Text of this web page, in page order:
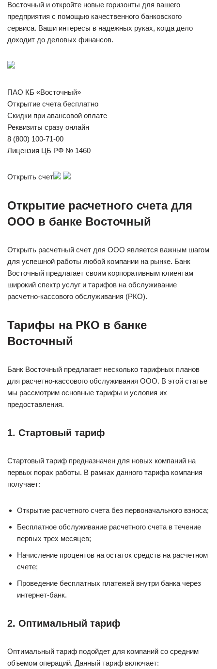
Восточный и откройте новые горизонты для вашего
предприятия с помощью качественного банковского
сервиса. Ваши интересы в надежных руках, когда дело
доходит до деловых финансов.
ПАО КБ «Восточный»
Открытие счета бесплатно
Скидки при авансовой оплате
Реквизиты сразу онлайн
8 (800) 100-71-00
Лицензия ЦБ РФ № 1460
Открыть счет
Открытие расчетного счета для
ООО в банке Восточный
Открыть расчетный счет для ООО является важным шагом
для успешной работы любой компании на рынке. Банк
Восточный предлагает своим корпоративным клиентам
широкий спектр услуг и тарифов на обслуживание
расчетно-кассового обслуживания (РКО).
Тарифы на РКО в банке
Восточный
Банк Восточный предлагает несколько тарифных планов
для расчетно-кассового обслуживания ООО. В этой статье
мы рассмотрим основные тарифы и условия их
предоставления.
1. Стартовый тариф
Стартовый тариф предназначен для новых компаний на
первых порах работы. В рамках данного тарифа компания
получает:
Открытие расчетного счета без первоначального взноса;
Бесплатное обслуживание расчетного счета в течение
первых трех месяцев;
Начисление процентов на остаток средств на расчетном
счете;
Проведение бесплатных платежей внутри банка через
интернет-банк.
2. Оптимальный тариф
Оптимальный тариф подойдет для компаний со средним
объемом операций. Данный тариф включает: